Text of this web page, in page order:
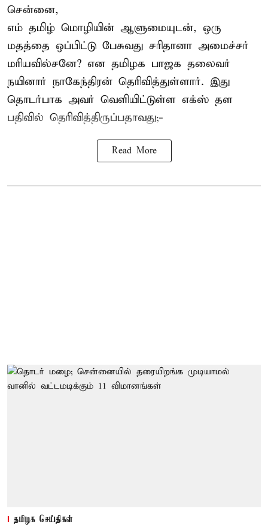
சென்னை,
எம் தமிழ் மொழியின் ஆளுமையுடன், ஒரு
மதத்தை ஒப்பிட்டு பேசுவது சரிதானா அமைச்சர்
மரியவில்சனே? என தமிழக பாஜக தலைவர்
நயினார் நாகேந்திரன் தெரிவித்துள்ளார். இது
தொடர்பாக அவர் வெளியிட்டுள்ள எக்ஸ் தள
பதிவில் தெரிவித்திருப்பதாவது;-
Read More
தமிழக செய்திகள்